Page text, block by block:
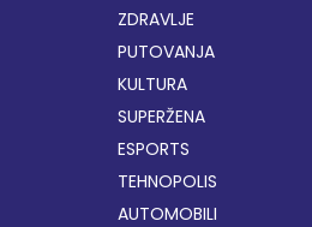
ZDRAVLJE
PUTOVANJA
KULTURA
SUPERŽENA
ESPORTS
TEHNOPOLIS
AUTOMOBILI